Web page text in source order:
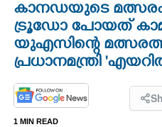
OPINION
കാനഡയുടെ മത്സരം
ട്രൂഡോ പോയത്
യുഎസിന്റെ
പ്രധാനമന്ത്രി
1 MIN READ